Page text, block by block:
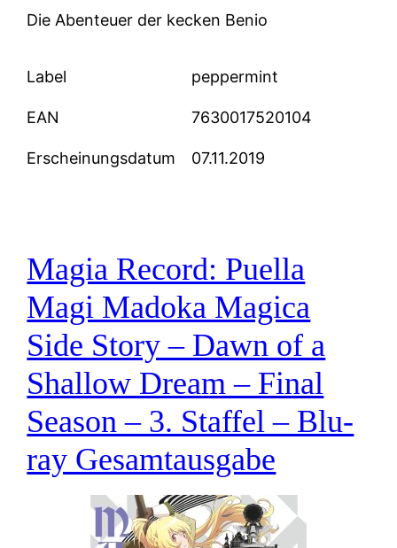
Die Abenteuer der kecken Benio
Label peppermint
EAN 7630017520104
Erscheinungsdatum 07.11.2019
Magia Record: Puella
Magi Madoka Magica
Side Story – Dawn of a
Shallow Dream – Final
Season – 3. Staffel – Blu-
ray Gesamtausgabe